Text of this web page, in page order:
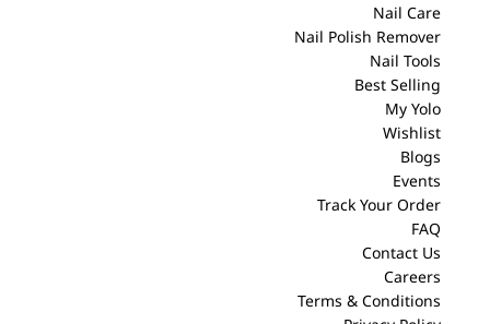
Nail Care
Nail Polish Remover
Nail Tools
Best Selling
My Yolo
Wishlist
Blogs
Events
Track Your Order
FAQ
Contact Us
Careers
Terms & Conditions